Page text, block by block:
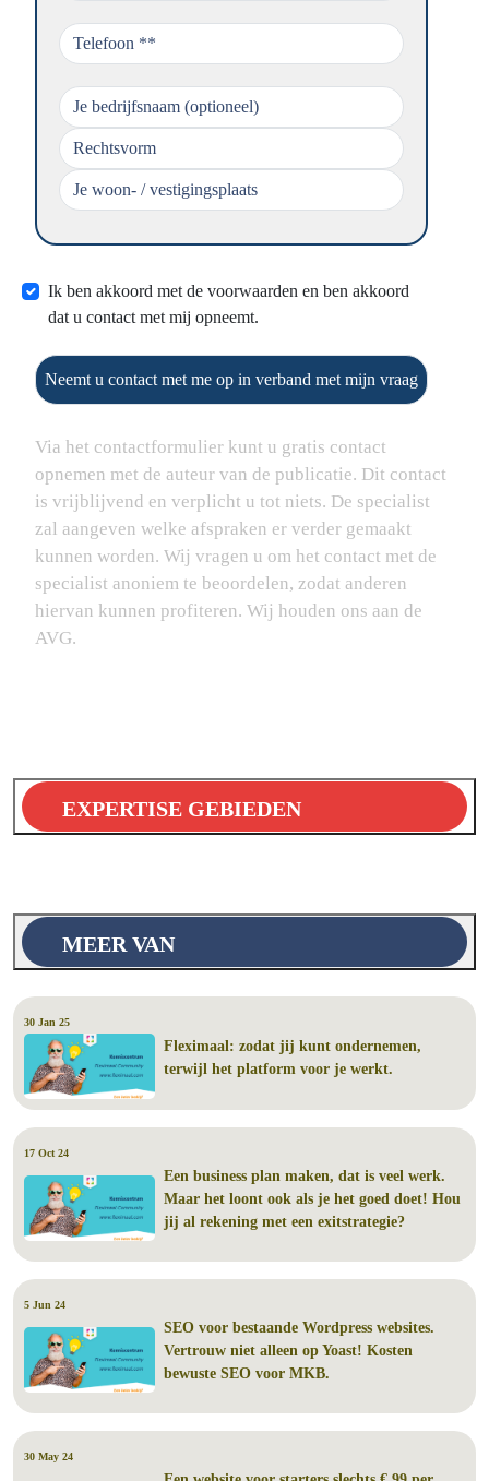
Ik ben akkoord met de voorwaarden en ben akkoord
dat u contact met mij opneemt.
Neemt u contact met me op in verband met mijn vraag
Via het contactformulier kunt u gratis contact
opnemen met de auteur van de publicatie. Dit contact
is vrijblijvend en verplicht u tot niets. De specialist
zal aangeven welke afspraken er verder gemaakt
kunnen worden. Wij vragen u om het contact met de
specialist anoniem te beoordelen, zodat anderen
hiervan kunnen profiteren. Wij houden ons aan de
AVG.
EXPERTISE GEBIEDEN
MEER VAN
30 Jan 25
Fleximaal: zodat jij kunt ondernemen,
terwijl het platform voor je werkt.
17 Oct 24
Een business plan maken, dat is veel werk.
Maar het loont ook als je het goed doet! Hou
jij al rekening met een exitstrategie?
5 Jun 24
SEO voor bestaande Wordpress websites.
Vertrouw niet alleen op Yoast! Kosten
bewuste SEO voor MKB.
30 May 24